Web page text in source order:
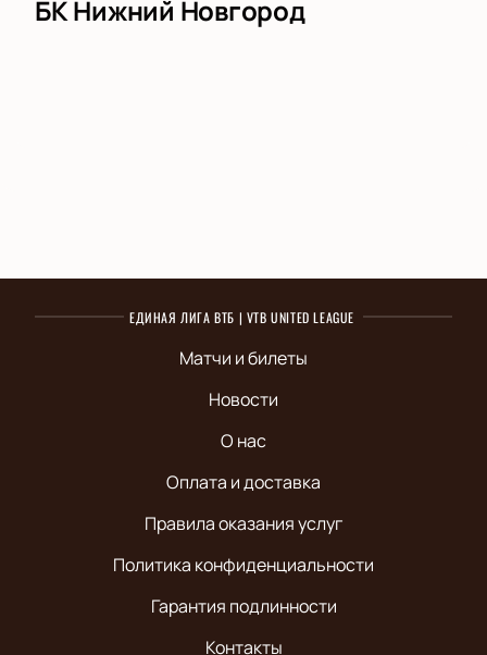
БК Нижний Новгород
ЕДИНАЯ ЛИГА ВТБ | VTB UNITED LEAGUE
Матчи и билеты
Новости
О нас
Оплата и доставка
Правила оказания услуг
Политика конфиденциальности
Гарантия подлинности
Контакты